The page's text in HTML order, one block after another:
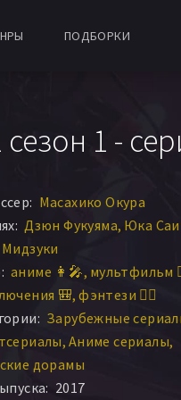
ПОДБОРКИ
1 -
Масахико Окура
Дзюн Фукуяма Юка
аниме 👩‍🎤 мультфильм
🎒 фэнтези 🧝‍♂️
Зарубежные
Аниме сериалы
дорамы
2017